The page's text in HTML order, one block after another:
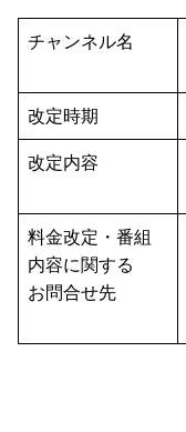
チャンネル名
改定時期
改定内容
料金改定・番組
内容に関する
お問合せ先